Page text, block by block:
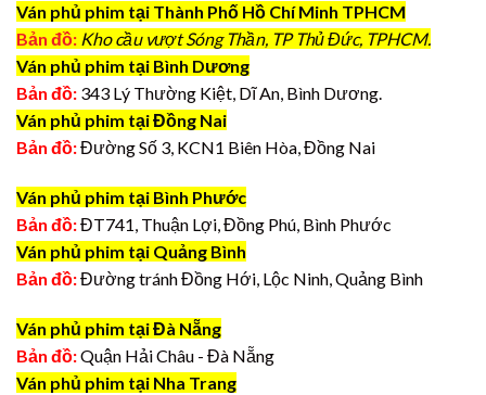
Ván phủ phim tại Thành Phố Hồ Chí Minh TPHCM
Bản đồ: Kho cầu vượt Sóng Thần, TP Thủ Đức, TPHCM.
Ván phủ phim tại Bình Dương
Bản đồ: 343 Lý Thường Kiệt, Dĩ An, Bình Dương.
Ván phủ phim tại Đồng Nai
Bản đồ:Đường Số 3, KCN1 Biên Hòa, Đồng Nai
Ván phủ phim tại Bình Phước
Bản đồ:ĐT741, Thuận Lợi, Đồng Phú, Bình Phước
Ván phủ phim tại Quảng Bình
Bản đồ:Đường tránh Đồng Hới, Lộc Ninh, Quảng Bình
Ván phủ phim tại Đà Nẵng
Bản đồ:Quận Hải Châu - Đà Nẵng
Ván phủ phim tại Nha Trang